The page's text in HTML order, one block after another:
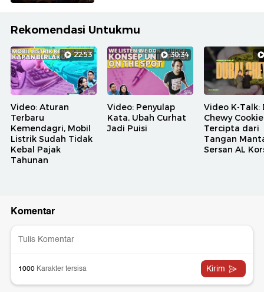
Rekomendasi Untukmu
22:53
Video: Aturan
Terbaru
Kemendagri, Mobil
Listrik Sudah Tidak
Kebal Pajak
Tahunan
30:34
Video: Penyulap
Kata, Ubah Curhat
Jadi Puisi
Video K-Talk:
Chewy Cookie
Tercipta dari
Tangan
Sersan AL